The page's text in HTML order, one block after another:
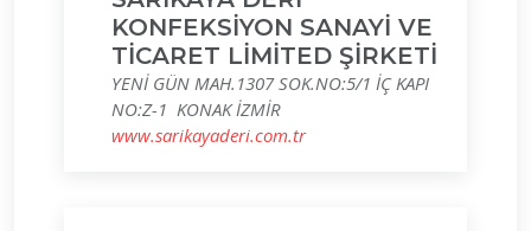
KONFEKSİYON SANAYİ VE
TİCARET LİMİTED ŞİRKETİ
YENİ GÜN MAH.1307 SOK.NO:5/1 İÇ KAPI
NO:Z-1 KONAK İZMİR
www.sarikayaderi.com.tr